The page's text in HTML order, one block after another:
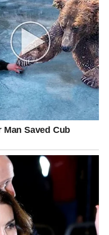
dolazi mnogo više
drugom.
stabilniji nego